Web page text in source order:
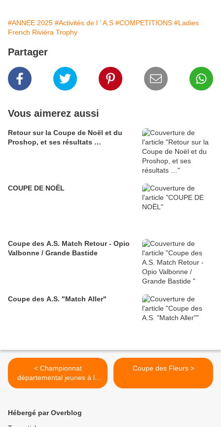
#ANNEE 2025 #Activités de l ' A.S #COMPETITIONS #Ladies
French Riviéra Trophy
Partager
Vous aimerez aussi
Retour sur la Coupe de Noël et du
Proshop, et ses résultats …
COUPE DE NOËL
Coupe des A.S. Match Retour - Opio
Valbonne / Grande Bastide
Coupe des A.S. "Match Aller"
< Championnat
départemental jeunes à la
Grande Bastide
Coupe des Fleurs >
Hébergé par Overblog